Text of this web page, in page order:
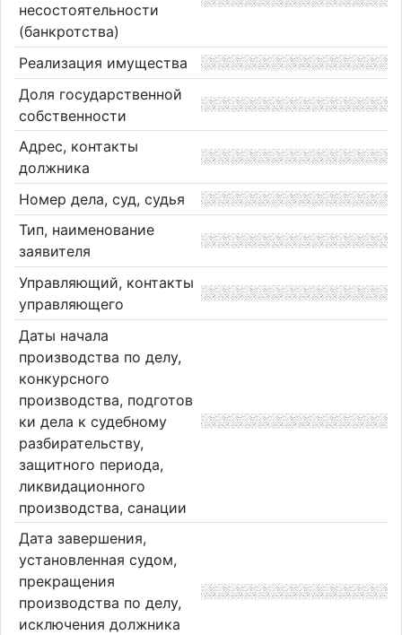
несостоятельности
(банкротства)
Реализация имущества
Доля государственной
собственности
Адрес, контакты
должника
Номер дела, суд, судья
Тип, наименование
заявителя
Управляющий, контакты
управляющего
Даты начала
производства по делу,
конкурсного
производства, подготов
ки дела к судебному
разбирательству,
защитного периода,
ликвидационного
производства, санации
Дата завершения,
установленная судом,
прекращения
производства по делу,
исключения должника